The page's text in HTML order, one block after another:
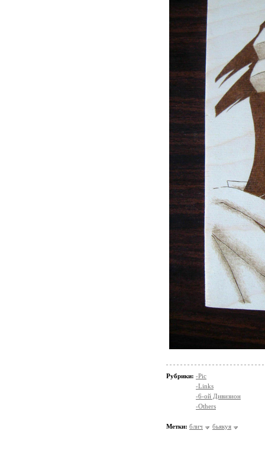
Рубрики: -Pic
-Links
-6-ой Дивизион
-Others
Метки: блич бьякуя